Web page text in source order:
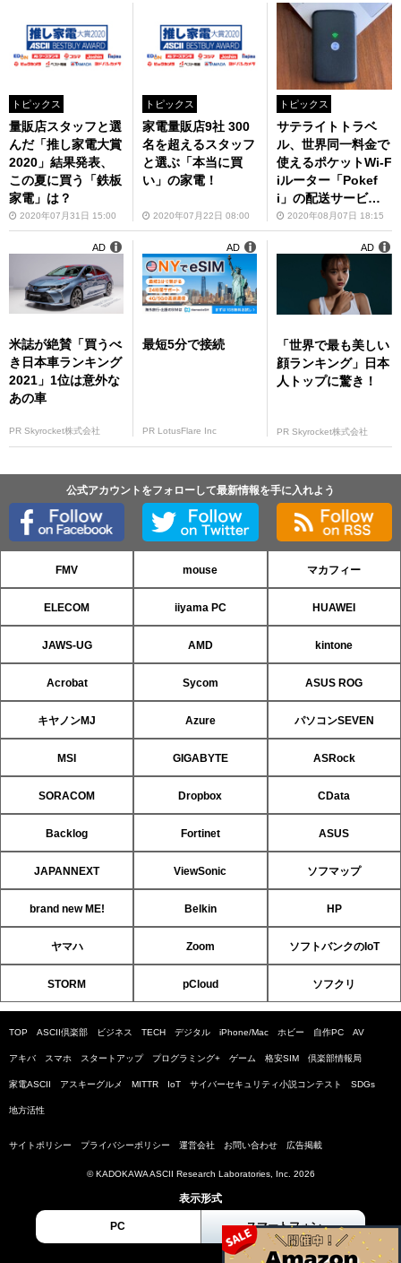
トピックス
量販店スタッフと選
んだ「推し家電大賞
2020」結果発表、
この夏に買う「鉄板
家電」は？
2020年07月31日 15:00
トピックス
家電量販店9社 300
名を超えるスタッフ
と選ぶ「本当に買
い」の家電！
2020年07月22日 08:00
トピックス
サテライトトラベ
ル、世界同一料金で
使えるポケットWi-F
iルーター「Pokef
i」の配送サービス
開始2020年08月07日 18:15
米誌が絶賛「買うべ
き日本車ランキング
2021」1位は意外な
あの車
PR Skyrocket株式会社
AD
最短5分で接続
PR LotusFlare Inc
AD
「世界で最も美しい
顔ランキング」日本
人トップに驚き！
PR Skyrocket株式会社
AD
公式アカウントをフォローして最新情報を手に入れよう
FMV mouse マカフィー
ELECOM iiyama PC HUAWEI
JAWS-UG AMD kintone
Acrobat Sycom ASUS ROG
キヤノンMJ Azure パソコンSEVEN
MSI GIGABYTE ASRock
SORACOM Dropbox CData
Backlog Fortinet ASUS
JAPANNEXT ViewSonic ソフマップ
brand new ME! Belkin HP
ヤマハ Zoom ソフトバンクのIoT
STORM pCloud ソフクリ
TOP ASCII倶楽部 ビジネス TECH デジタル iPhone/Mac ホビー 自作PC AV
アキバ スマホ スタートアップ プログラミング+ ゲーム 格安SIM 倶楽部情報局
家電ASCII アスキーグルメ MITTR IoT サイバーセキュリティ小説コンテスト SDGs
地方活性
サイトポリシー プライバシーポリシー 運営会社 お問い合わせ 広告掲載
© KADOKAWA ASCII Research Laboratories, Inc. 2026
表示形式
PC スマートフォン